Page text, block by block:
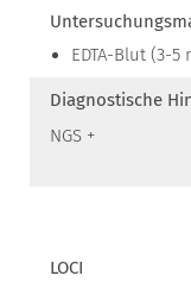
EDTA-Blut (3-5
Diagnostische
NGS +
LOCI